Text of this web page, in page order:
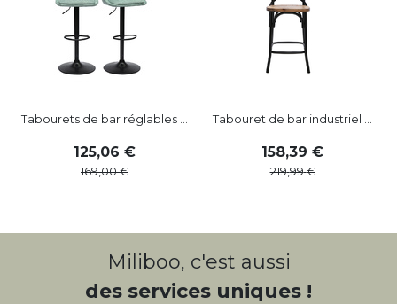
Tabourets de bar réglables ...
125,06
169,00
Tabouret de bar industriel ...
158,39
219,99
Miliboo, c'est aussi
des services uniques !